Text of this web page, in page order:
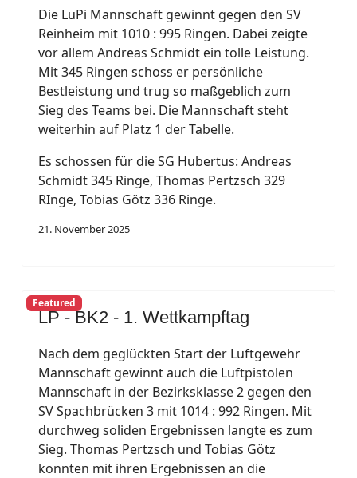
Die LuPi Mannschaft gewinnt gegen den SV
Reinheim mit 1010 : 995 Ringen. Dabei zeigte
vor allem Andreas Schmidt ein tolle Leistung.
Mit 345 Ringen schoss er persönliche
Bestleistung und trug so maßgeblich zum
Sieg des Teams bei. Die Mannschaft steht
weiterhin auf Platz 1 der Tabelle.
Es schossen für die SG Hubertus: Andreas
Schmidt 345 Ringe, Thomas Pertzsch 329
RInge, Tobias Götz 336 Ringe.
21. November 2025
Featured
LP - BK2 - 1. Wettkampftag
Nach dem geglückten Start der Luftgewehr
Mannschaft gewinnt auch die Luftpistolen
Mannschaft in der Bezirksklasse 2 gegen den
SV Spachbrücken 3 mit 1014 : 992 Ringen. Mit
durchweg soliden Ergebnissen langte es zum
Sieg. Thomas Pertzsch und Tobias Götz
konnten mit ihren Ergebnissen an die